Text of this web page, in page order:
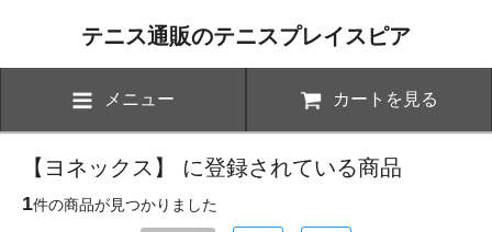
テニス通販のテニスプレイスピア
メニュー カートを見る
【ヨネックス】 に登録されている商品
1件の商品が見つかりました